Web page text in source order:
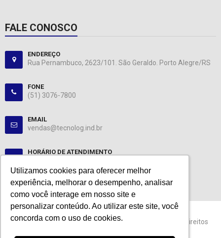
Utilizamos cookies para oferecer melhor
experiência, melhorar o desempenho, analisar
como você interage em nosso site e
personalizar conteúdo. Ao utilizar este site, você
concorda com o uso de cookies.
Utilizamos cookies para oferecer melhor
experiência, melhorar o desempenho, analisar
como você interage em nosso site e
personalizar conteúdo. Ao utilizar este site, você
concorda com o uso de cookies.
FALE CONOSCO
ENDEREÇO
Rua Pernambuco, 2623/101. São Geraldo. Porto Alegre/RS
FONE
(51) 3076-7800
EMAIL
vendas@tecnolog.ind.br
HORÁRIO DE ATENDIMENTO
© 2024 Tecnolog. CNPJ: 89.401.335/0001-25. Todos os direitos